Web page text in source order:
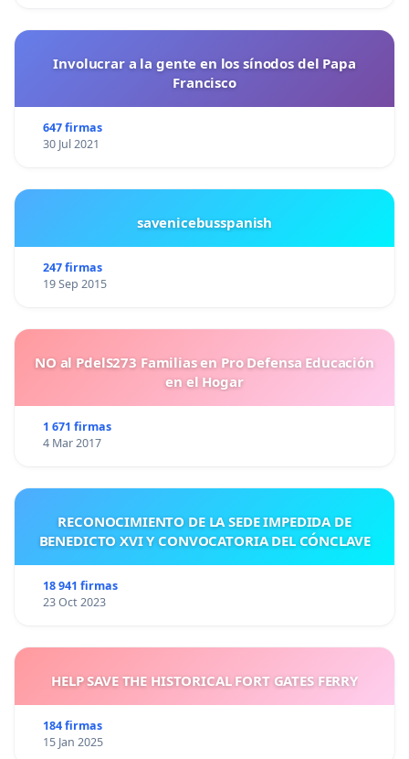
Involucrar a la gente en los sínodos del Papa
Francisco
647 firmas
30 Jul 2021
savenicebusspanish
247 firmas
19 Sep 2015
NO al PdelS273 Familias en Pro Defensa Educación
en el Hogar
1 671 firmas
4 Mar 2017
RECONOCIMIENTO DE LA SEDE IMPEDIDA DE
BENEDICTO XVI Y CONVOCATORIA DEL CÓNCLAVE
18 941 firmas
23 Oct 2023
HELP SAVE THE HISTORICAL FORT GATES FERRY
184 firmas
15 Jan 2025